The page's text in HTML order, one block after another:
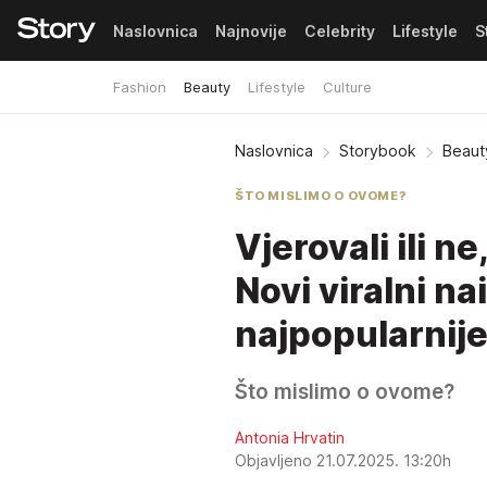
Naslovnica Najnovije Celebrity Lifestyle
Fashion Beauty Lifestyle Culture
Pretplata
Naslovnica Storybook
ŠTO MISLIMO O OVOME?
Vjerovali ili
Novi viralni
Što mislimo o ovome?
Antonia Hrvatin
Objavljeno 21.07.2025. 13:20h